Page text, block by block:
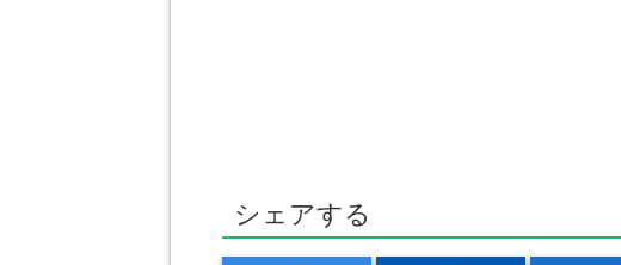
シェアする